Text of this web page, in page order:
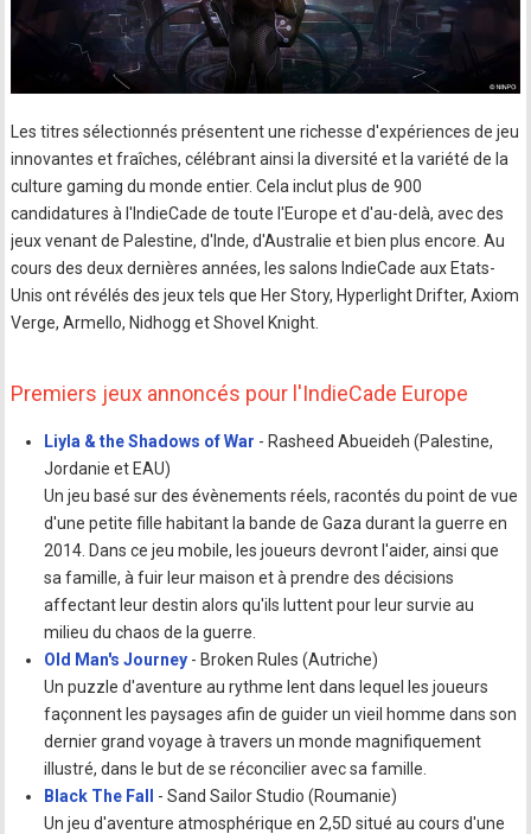
Les titres sélectionnés présentent une richesse d'expériences de jeu
innovantes et fraîches, célébrant ainsi la diversité et la variété de la
culture gaming du monde entier. Cela inclut plus de 900
candidatures à l'IndieCade de toute l'Europe et d'au-delà, avec des
jeux venant de Palestine, d'Inde, d'Australie et bien plus encore. Au
cours des deux dernières années, les salons IndieCade aux Etats-
Unis ont révélés des jeux tels que Her Story, Hyperlight Drifter, Axiom
Verge, Armello, Nidhogg et Shovel Knight.
Premiers jeux annoncés pour l'IndieCade Europe
Liyla & the Shadows of War - Rasheed Abueideh (Palestine,
Jordanie et EAU)
Un jeu basé sur des évènements réels, racontés du point de vue
d'une petite fille habitant la bande de Gaza durant la guerre en
2014. Dans ce jeu mobile, les joueurs devront l'aider, ainsi que
sa famille, à fuir leur maison et à prendre des décisions
affectant leur destin alors qu'ils luttent pour leur survie au
milieu du chaos de la guerre.
Old Man's Journey - Broken Rules (Autriche)
Un puzzle d'aventure au rythme lent dans lequel les joueurs
façonnent les paysages afin de guider un vieil homme dans son
dernier grand voyage à travers un monde magnifiquement
illustré, dans le but de se réconcilier avec sa famille.
Black The Fall
- Sand Sailor Studio (Roumanie)
Un jeu d'aventure atmosphérique en 2,5D situé au cours d'une